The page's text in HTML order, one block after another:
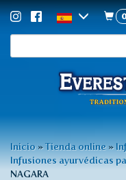
de
búsqueda
Usted
está
Inicio »Tienda online »
Infusiones ayurvédicas
NAGARA